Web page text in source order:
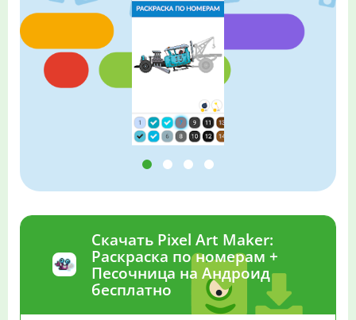
Скачать Pixel Art Maker:
Раскраска по номерам +
Песочница на Андроид
бесплатно